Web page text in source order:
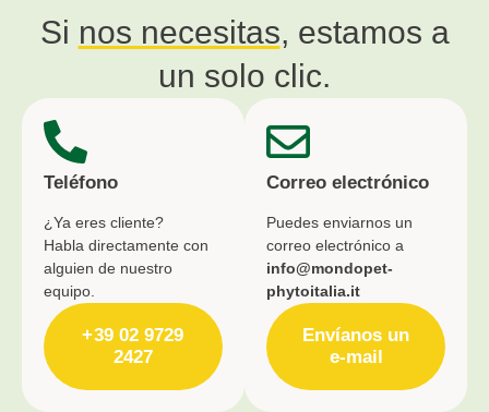
Si nos necesitas, estamos a
un solo clic.
Teléfono
¿Ya eres cliente?
Habla directamente con
alguien de nuestro
equipo.
+39 02 9729
2427
Correo electrónico
Puedes enviarnos un
correo electrónico a
info@mondopet-
phytoitalia.it
Envíanos un
e-mail